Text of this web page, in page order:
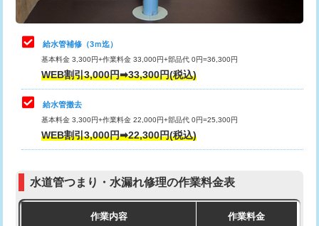
排水管工事（追加 排水管工事/3ｍ超
マス交換（土の掘削・埋め戻し作業）
マス交換（深さ50㎝未満）
マス交換（深さ50㎝以上）
コンクリート斫り（厚さ10㎝まで）
止水・漏水調査・防水処理・清掃・修
理・調整・分解・加工など（中作業）
止水・漏水調査・防水処理・清掃・修
理・調整・分解・加工など（重作業）
33,000円
その他部品の脱着
交換・取付（タンク）
式）)
式・ワンホール）)
給水管補修（3ｍ迄）
基本料金 3,300円+作業料金 33,000円+部品代 0円=36,300円
WEB割引3,000円➡33,300円(税込)
給水管撤去
基本料金 3,300円+作業料金 22,000円+部品代 0円=25,300円
WEB割引3,000円➡22,300円(税込)
水道管つまり・水漏れ修理の作業料金表
作業内容 作業料金